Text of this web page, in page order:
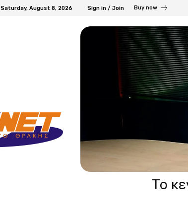
Saturday, August 8, 2026 Sign in / Join Buy now
Το